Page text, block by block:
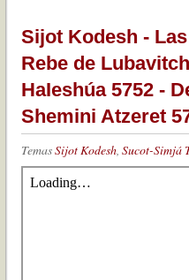
Sijot Kodesh -
Rebe de
HaIeshúa 5752 -
Shemini Atzeret
TemasSijot Kodesh, Sucot-Simjá